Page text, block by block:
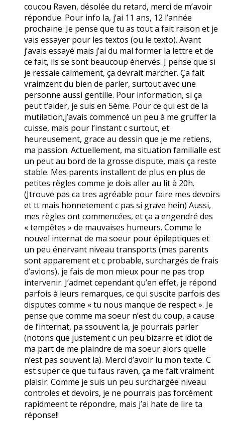
coucou Raven, désolée du retard, merci de m’avoir
répondue. Pour info la, j’ai 11 ans, 12 l’année
prochaine. Je pense que tu as tout a fait raison et je
vais essayer pour les textos (ou le texto). Avant
j’avais essayé mais j’ai du mal former la lettre et de
ce fait, ils se sont beaucoup énervés. J pense que si
je ressaie calmement, ça devrait marcher. Ça fait
vraimzent du bien de parler, surtout avec une
personne aussi gentille. Pour information, si ça
peut t’aider, je suis en 5ème. Pour ce qui est de la
mutilation,j’avais commencé un peu à me gruffer la
cuisse, mais pour l’instant c surtout, et
heureusement, grace au dessin que je me retiens,
ma passion. Actuellement, ma situation familialle est
un peut au bord de la grosse dispute, mais ça reste
stable. Mes parents installent de plus en plus de
petites règles comme je dois aller au lit à 20h.
(Jtrouve pas ca tres agréable pour faire mes devoirs
et tt mais honnetement c pas si grave hein) Aussi,
mes règles ont commencées, et ça a engendré des
« tempêtes » de mauvaises humeurs. Comme le
nouvel internat de ma soeur pour épileptiques et
un peu énervant niveau transports (mes parents
sont apparement et c probable, surchargés de frais
d’avions), je fais de mon mieux pour ne pas trop
intervenir. J’admet cependant qu’en effet, je répond
parfois à leurs remarques, ce qui suscite parfois des
disputes comme « tu nous manque de respect ». Je
pense que comme ma soeur n’est du coup, a cause
de l’internat, pa ssouvent la, je pourrais parler
(notons que justement c un peu bizarre et idiot de
ma part de me plaindre de ma soeur alors quelle
n’est pas souvent la). Merci d’avoir lu mon texte. C
est super ce que tu faus raven, ça me fait vraiment
plaisir. Comme je suis un peu surchargée niveau
controles et devoirs, je ne pourrais pas forcément
rapidmeent te répondre, mais j’ai hate de lire ta
réponse!!